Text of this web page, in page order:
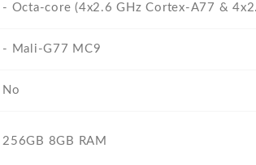
- Octa-core (4x2.6 GHz Cortex-A77 &
- Mali-G77 MC9
No
256GB 8GB RAM